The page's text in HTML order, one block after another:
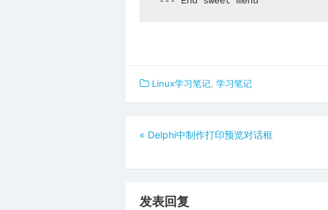
Linux学习笔记 学习笔记
文
航
« Delphi中制作打印预览对话框
发表回复